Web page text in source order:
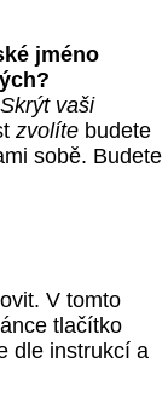
jméno
Skrýt vaši
zvolíte budete
sobě. Budete
V tomto
tlačítko
dle instrukcí a